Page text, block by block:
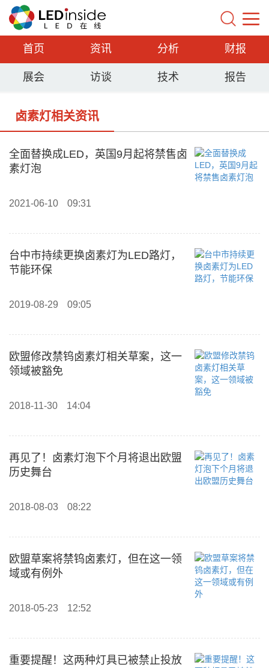
首页 资讯 分析 财报
展会 访谈 技术 报告
卤素灯相关资讯
全面替换成LED，英国9月起将禁售卤
素灯泡
2021-06-10 09:31
台中市持续更换卤素灯为LED路灯，
节能环保
2019-08-29 09:05
欧盟修改禁钨卤素灯相关草案，这一
领域被豁免
2018-11-30 14:04
再见了！卤素灯泡下个月将退出欧盟
历史舞台
2018-08-03 08:22
欧盟草案将禁钨卤素灯，但在这一领
域或有例外
2018-05-23 12:52
重要提醒！这两种灯具已被禁止投放